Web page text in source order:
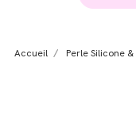
Accueil Perle Silicone &